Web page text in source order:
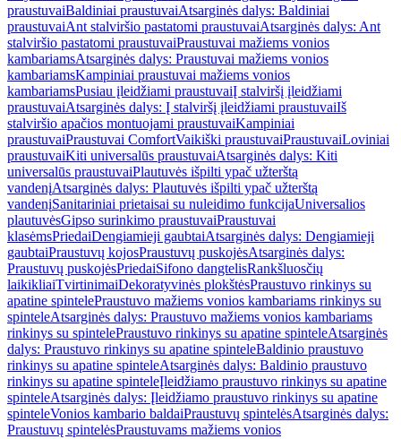
praustuvaiBaldiniai praustuvaiAtsarginės dalys: Baldiniai
praustuvaiAnt stalviršio pastatomi praustuvaiAtsarginės dalys: Ant
stalviršio pastatomi praustuvaiPraustuvai mažiems vonios
kambariamsAtsarginės dalys: Praustuvai mažiems vonios
kambariamsKampiniai praustuvai mažiems vonios
kambariamsPusiau įleidžiami praustuvaiĮ stalviršį įleidžiami
praustuvaiAtsarginės dalys: Į stalviršį įleidžiami praustuvaiIš
stalviršio apačios montuojami praustuvaiKampiniai
praustuvaiPraustuvai ComfortVaikiški praustuvaiPraustuvaiLoviniai
praustuvaiKiti universalūs praustuvaiAtsarginės dalys: Kiti
universalūs praustuvaiPlautuvės išpilti ypač užterštą
vandenįAtsarginės dalys: Plautuvės išpilti ypač užterštą
vandenįSanitariniai prietaisai su nuleidimo funkcijaUniversalios
plautuvėsGipso surinkimo praustuvaiPraustuvai
klasėmsPriedaiDengiamieji gaubtaiAtsarginės dalys: Dengiamieji
gaubtaiPraustuvų kojosPraustuvų puskojėsAtsarginės dalys:
Praustuvų puskojėsPriedaiSifono dangtelisRankšluosčių
laikikliaiTvirtinimaiDekoratyvinės plokštėsPraustuvo rinkinys su
apatine spintelePraustuvo mažiems vonios kambariams rinkinys su
spinteleAtsarginės dalys: Praustuvo mažiems vonios kambariams
rinkinys su spintelePraustuvo rinkinys su apatine spinteleAtsarginės
dalys: Praustuvo rinkinys su apatine spinteleBaldinio praustuvo
rinkinys su apatine spinteleAtsarginės dalys: Baldinio praustuvo
rinkinys su apatine spinteleĮleidžiamo praustuvo rinkinys su apatine
spinteleAtsarginės dalys: Įleidžiamo praustuvo rinkinys su apatine
spinteleVonios kambario baldaiPraustuvų spintelėsAtsarginės dalys:
Praustuvų spintelėsPraustuvams mažiems vonios